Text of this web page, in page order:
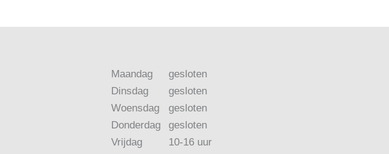
Maandag
Dinsdag
Woensdag
Donderdag
Vrijdag
gesloten
gesloten
gesloten
gesloten
10-16 uur